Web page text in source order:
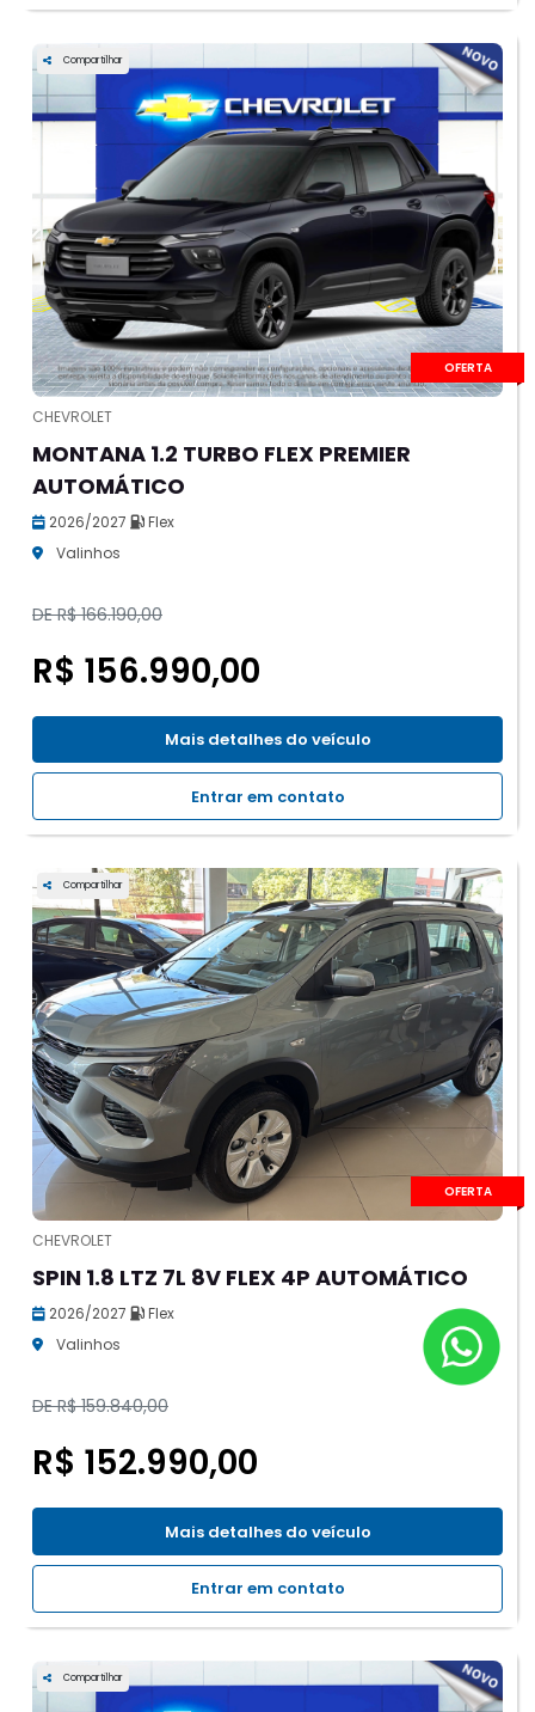
OFERTA
Compartilhar
CHEVROLET
MONTANA 1.2 TURBO FLEX PREMIER
AUTOMÁTICO
2026/2027
Flex
Valinhos
DE R$ 166.190,00
R$ 156.990,00
Mais detalhes do veículo
Entrar em contato
OFERTA
Compartilhar
CHEVROLET
SPIN 1.8 LTZ 7L 8V FLEX 4P AUTOMÁTICO
2026/2027
Flex
Valinhos
DE R$ 159.840,00
R$ 152.990,00
Mais detalhes do veículo
Entrar em contato
Compartilhar